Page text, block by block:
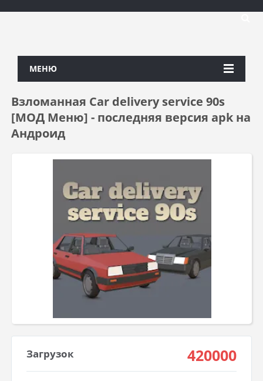
МЕНЮ
Взломанная Car delivery service 90s
[МОД Меню] - последняя версия apk на
Андроид
Загрузок 420000